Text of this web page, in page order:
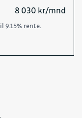
8 030 kr/mnd
9.15% rente.